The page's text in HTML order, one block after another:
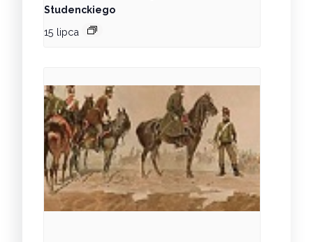
Studenckiego
15 lipca